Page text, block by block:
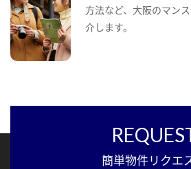
方法など、大阪のマン
介します。
簡単物件リクエ